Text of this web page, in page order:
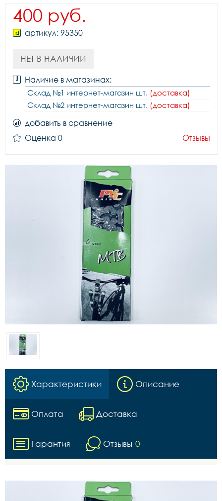
400 руб.
артикул: 95350
НЕТ В НАЛИЧИИ
Наличие в магазинах:
Склад №1 интернет-магазин шт. (доставка)
Склад №2 интернет-магазин шт. (доставка)
добавить в сравнение
Оценка 0
Отзывы
Характеристики Описание
Оплата Доставка
Гарантия Отзывы 0